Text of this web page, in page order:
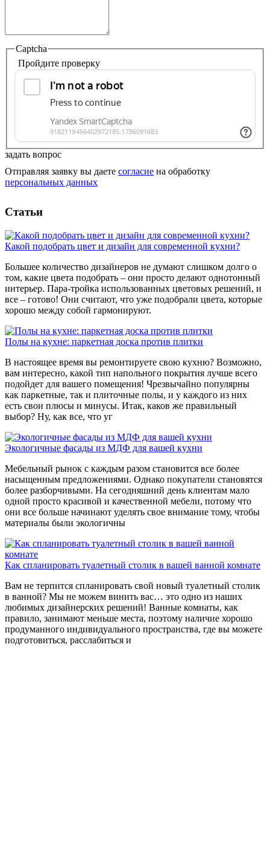
Captcha
Пройдите проверку
задать вопрос
Отправляя заявку вы даете согласие на обработку
персональных данных
Статьи
Какой подобрать цвет и дизайн для современной кухни?
Большее количество дизайнеров не думают слишком долго о
том, какие цвета подобрать – они просто делают однотонный
интерьер. Пара-тройка использованных цветовых решений, и
все – готово! Они считают, что уже подобрали цвета, которые
хорошо между собой гармонируют.
Полы на кухне: паркетная доска против плитки
В настоящее время вы ремонтируете свою кухню? Возможно,
вам интересно, какой тип напольного покрытия лучше всего
подойдет для вашего помещения! Чрезвычайно популярны
как паркетные, так и плиточные полы, и у каждого из них
есть свои плюсы и минусы. Итак, каков же правильный
выбор? Ну, как все, что уг
Экологичные фасады из МДФ для вашей кухни
Мебельный рынок с каждым разом становится все более
насыщенным предложениями. Однако покупатели становятся
более разборчивыми. На сегодняшний день клиентам мало
одной просто красивой и качественной мебели, потому что
они все больше начинают уделять свое внимание тому, чтобы
материалы были экологичны
Как спланировать туалетный столик в вашей ванной комнате
Вам не терпится спланировать свой новый туалетный столик
в ванной? Мы не можем винить вас… это одно из наших
любимых дизайнерских решений! Ванные комнаты, как
правило, занимают меньше места, поэтому наличие хорошо
продуманного индивидуального пространства, где вы можете
подготовиться, расслабиться и